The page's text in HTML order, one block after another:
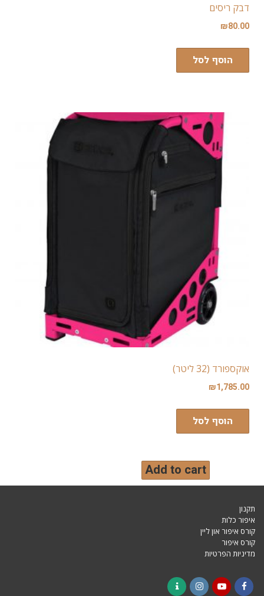
Add to cart
דבק ריסים
₪80.00
הוסף לסל
אוקספורד (32 ליטר)
₪1,785.00
הוסף לסל
תקנון
איפור כלות
קורס איפור און ליין
קורס איפור
מדיניות הפרטיות